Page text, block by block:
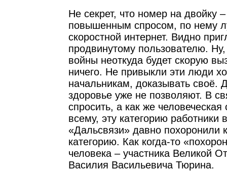
Не секрет, что номер на двойку
повышенным спросом, по нему
скоростной интернет. Видно
продвинутому пользователю. Ну,
войны неоткуда будет скорую
ничего. Не привыкли эти люди
начальникам, доказывать своё.
здоровье уже не позволяют. В
спросить, а как же
всему, эту категорию работники
«Дальсвязи» давно похоронили
категорию. Как когда-то
человека – участника Великой
Василия Васильевича Тюрина.